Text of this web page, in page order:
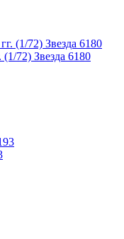
72) Звезда 6180